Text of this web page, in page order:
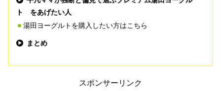
ト をあげたい人
湯田ヨーグルトを購入したい方はこちら
まとめ
スポンサーリンク